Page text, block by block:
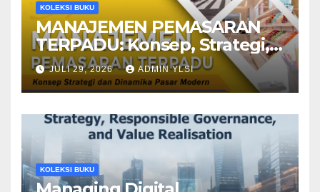
KOLEKSI BUKU
MANAJEMEN PEMASARAN
TERPADU: Konsep, Strategi,
dan Dinamika Pasar Modern
JULI 29, 2026 ADMIN YLSI
KOLEKSI BUKU